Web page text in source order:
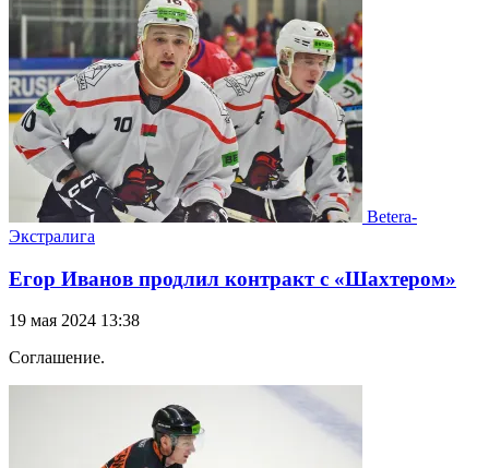
Betera-
Экстралига
Егор Иванов продлил контракт с «Шахтером»
19 мая 2024 13:38
Соглашение.